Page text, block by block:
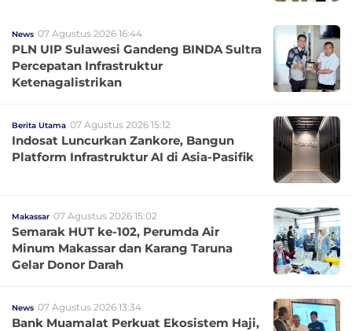
News 07 Agustus 2026 16:44
PLN UIP Sulawesi Gandeng BINDA Sultra
Percepatan Infrastruktur
Ketenagalistrikan
Berita Utama 07 Agustus 2026 15:12
Indosat Luncurkan Zankore, Bangun
Platform Infrastruktur AI di Asia-Pasifik
Makassar 07 Agustus 2026 15:02
Semarak HUT ke-102, Perumda Air
Minum Makassar dan Karang Taruna
Gelar Donor Darah
News 07 Agustus 2026 13:34
Bank Muamalat Perkuat Ekosistem Haji,